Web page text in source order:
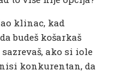
klinac, kad
budeš košarkaš
ako si iole
konkurentan, da